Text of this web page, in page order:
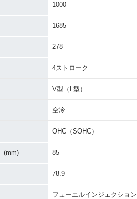
1000
1685
278
4ストローク
V型（L型）
空冷
OHC（SOHC）
(mm) 85
78.9
フューエルインジェクション